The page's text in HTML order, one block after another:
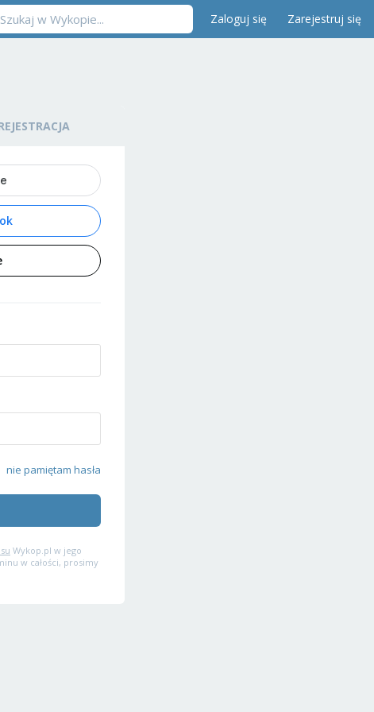
Zaloguj się Zarejestruj się
nie pamiętam hasła
Wykop.pl w jego
w całości, prosimy